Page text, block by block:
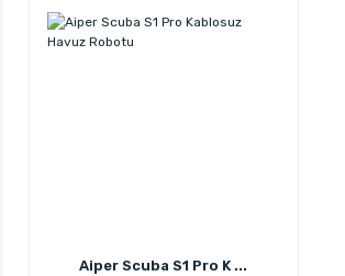
Aiper Scuba S1 Pro K ...